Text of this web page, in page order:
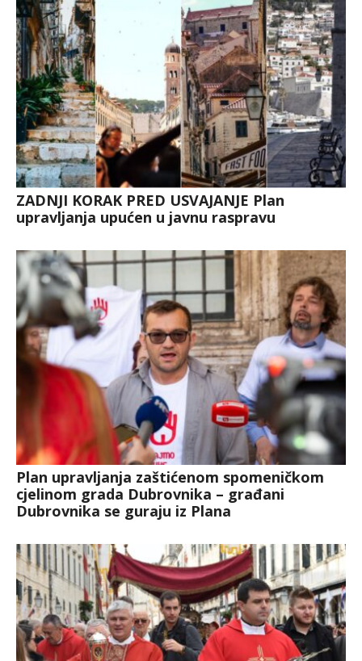
ZADNJI KORAK PRED USVAJANJE Plan
upravljanja upućen u javnu raspravu
Plan upravljanja zaštićenom spomeničkom
cjelinom grada Dubrovnika – građani
Dubrovnika se guraju iz Plana